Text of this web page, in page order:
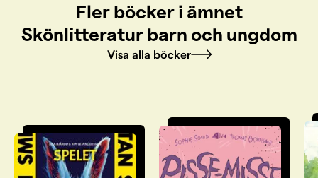
Fler böcker i ämnet
Skönlitteratur barn och ungdom
Visa alla böcker